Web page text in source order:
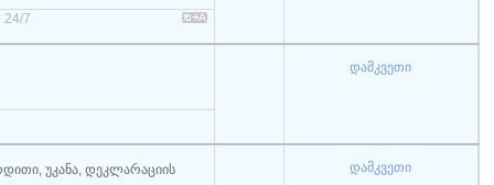
24/7
დამკვეთი
უკანა, დეკლარაციის დამკვეთი